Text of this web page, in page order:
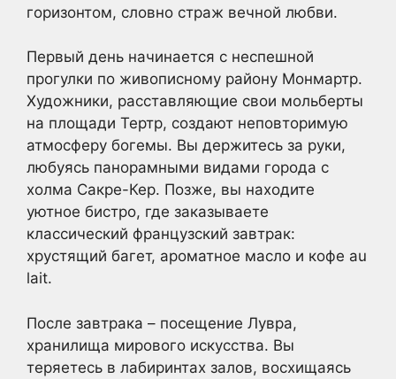
горизонтом, словно страж вечной любви.
Первый день начинается с неспешной
прогулки по живописному району Монмартр.
Художники, расставляющие свои мольберты
на площади Тертр, создают неповторимую
атмосферу богемы. Вы держитесь за руки,
любуясь панорамными видами города с
холма Сакре-Кер. Позже, вы находите
уютное бистро, где заказываете
классический французский завтрак:
хрустящий багет, ароматное масло и кофе au
lait.
После завтрака – посещение Лувра,
хранилища мирового искусства. Вы
теряетесь в лабиринтах залов, восхищаясь